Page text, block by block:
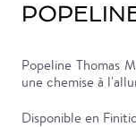
Popeline Thomas
une chemise à
Disponible en